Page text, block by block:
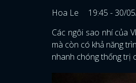
Hoa Le
19:45 - 30/
Các ngôi sao nhí của
mà còn có khả năng
nhanh chóng thống trị